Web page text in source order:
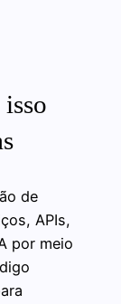
de
APIs,
por meio